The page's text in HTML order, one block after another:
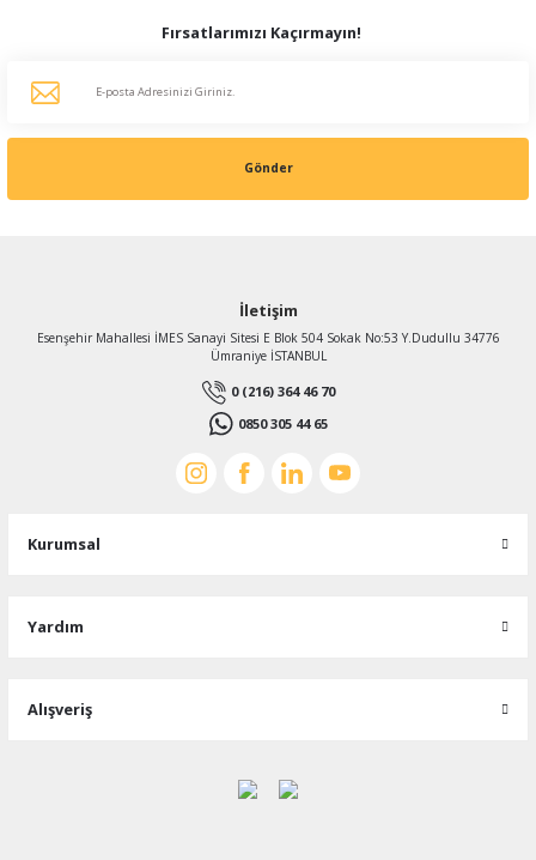
Fırsatlarımızı Kaçırmayın!
Gönder
İletişim
Esenşehir Mahallesi İMES Sanayi Sitesi E Blok 504 Sokak No:53 Y.Dudullu 34776
Ümraniye İSTANBUL
0 (216) 364 46 70
0850 305 44 65
Kurumsal
Yardım
Alışveriş